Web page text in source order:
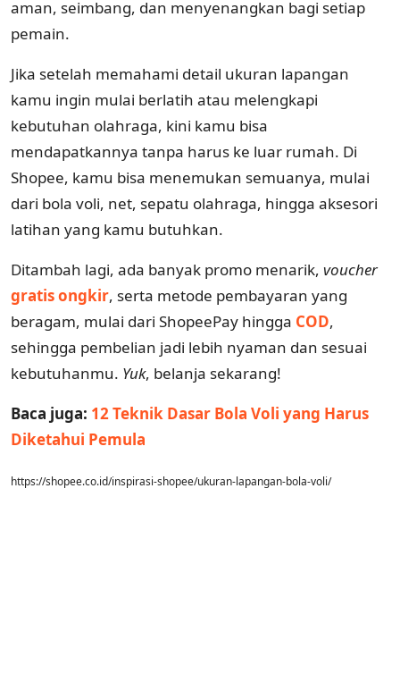
aman, seimbang, dan menyenangkan bagi setiap
pemain.
Jika setelah memahami detail ukuran lapangan
kamu ingin mulai berlatih atau melengkapi
kebutuhan olahraga, kini kamu bisa
mendapatkannya tanpa harus ke luar rumah. Di
Shopee, kamu bisa menemukan semuanya, mulai
dari bola voli, net, sepatu olahraga, hingga aksesori
latihan yang kamu butuhkan.
Ditambah lagi, ada banyak promo menarik, voucher
gratis ongkir, serta metode pembayaran yang
beragam, mulai dari ShopeePay hingga COD,
sehingga pembelian jadi lebih nyaman dan sesuai
kebutuhanmu. Yuk, belanja sekarang!
Baca juga: 12 Teknik Dasar Bola Voli yang Harus
Diketahui Pemula
https://shopee.co.id/inspirasi-shopee/ukuran-lapangan-bola-voli/